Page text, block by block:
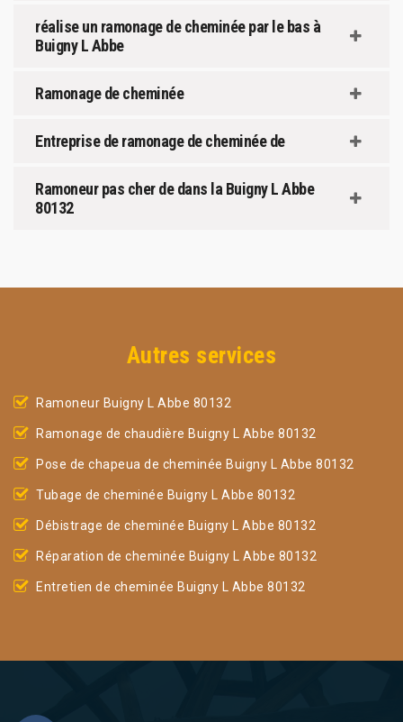
réalise un ramonage de cheminée par le bas à
Buigny L Abbe
Ramonage de cheminée
Entreprise de ramonage de cheminée de
Ramoneur pas cher de dans la Buigny L Abbe
80132
Autres services
Ramoneur Buigny L Abbe 80132
Ramonage de chaudière Buigny L Abbe 80132
Pose de chapeua de cheminée Buigny L Abbe 80132
Tubage de cheminée Buigny L Abbe 80132
Débistrage de cheminée Buigny L Abbe 80132
Réparation de cheminée Buigny L Abbe 80132
Entretien de cheminée Buigny L Abbe 80132